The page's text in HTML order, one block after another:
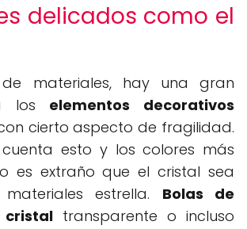
delicados como el
de materiales, hay una gran
los elementos decorativos
cierto aspecto de fragilidad.
cuenta esto y los colores más
es extraño que el cristal sea
estrella. Bolas de
transparente o incluso